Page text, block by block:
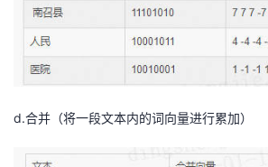
d.合并（将一段文本内的词向量进行累加）